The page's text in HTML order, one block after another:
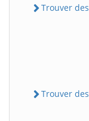
Trouver
Trouver